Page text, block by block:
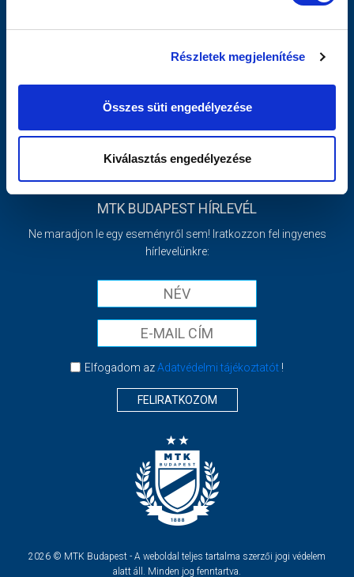
Részletek megjelenítése
Összes süti engedélyezése
Kiválasztás engedélyezése
Egyesület
Adatvédelmi Tájékoztató
MTK BUDAPEST HÍRLEVÉL
Ne maradjon le egy eseményről sem! Iratkozzon fel ingyenes
hírlevelünkre:
Elfogadom azAdatvédelmi tájékoztatót!
FELIRATKOZOM
2026 © MTK Budapest - A weboldal teljes tartalma szerzői jogi védelem
alatt áll. Minden jog fenntartva.